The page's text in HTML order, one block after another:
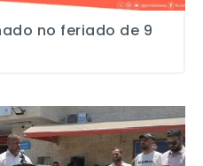
no feriado de 9
de Gaza, abrindo